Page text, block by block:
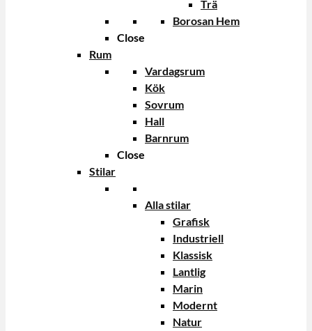
Trä
Borosan Hem
Close
Rum
Vardagsrum
Kök
Sovrum
Hall
Barnrum
Close
Stilar
Alla stilar
Grafisk
Industriell
Klassisk
Lantlig
Marin
Modernt
Natur